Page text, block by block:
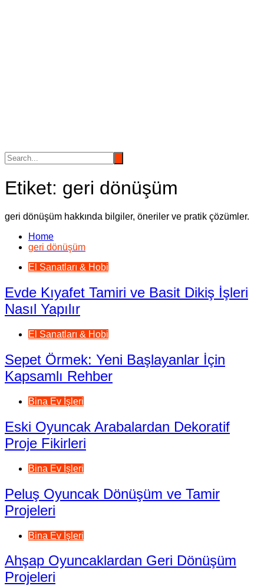
Etiket: geri dönüşüm
geri dönüşüm hakkında bilgiler, öneriler ve pratik çözümler.
Home
geri dönüşüm
El Sanatları & Hobi
Evde Kıyafet Tamiri ve Basit Dikiş İşleri
Nasıl Yapılır
El Sanatları & Hobi
Sepet Örmek: Yeni Başlayanlar İçin
Kapsamlı Rehber
Bina Ev İşleri
Eski Oyuncak Arabalardan Dekoratif
Proje Fikirleri
Bina Ev İşleri
Peluş Oyuncak Dönüşüm ve Tamir
Projeleri
Bina Ev İşleri
Ahşap Oyuncaklardan Geri Dönüşüm
Projeleri